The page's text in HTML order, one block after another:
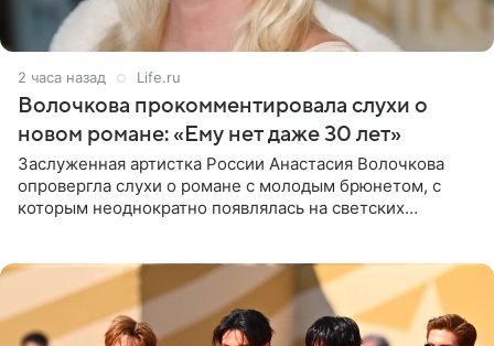
2 часа назад Life.ru
Волочкова прокомментировала слухи о
новом романе: «Ему нет даже 30 лет»
Заслуженная артистка России Анастасия Волочкова
опровергла слухи о романе с молодым брюнетом, с
которым неоднократно появлялась на светских